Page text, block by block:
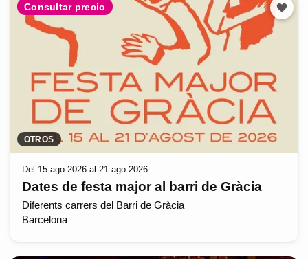
Consultar precio
OTROS
Del 15 ago 2026 al 21 ago 2026
Dates de festa major al barri de Gràcia
Diferents carrers del Barri de Gràcia
Barcelona